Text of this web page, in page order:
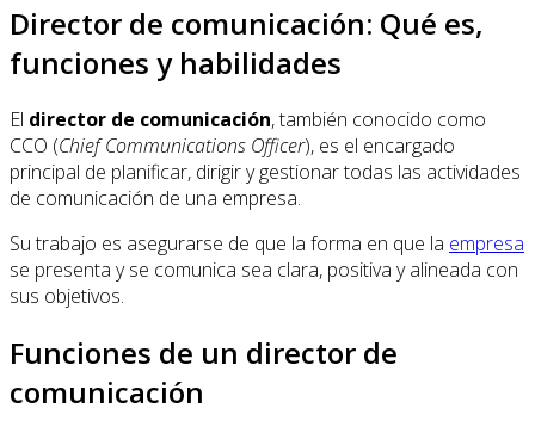
Director de comunicación: Qué es,
funciones y habilidades
El director de comunicación, también conocido como
CCO (Chief Communications Officer), es el encargado
principal de planificar, dirigir y gestionar todas las actividades
de comunicación de una empresa.
Su trabajo es asegurarse de que la forma en que la empresa
se presenta y se comunica sea clara, positiva y alineada con
sus objetivos.
Funciones de un director de
comunicación